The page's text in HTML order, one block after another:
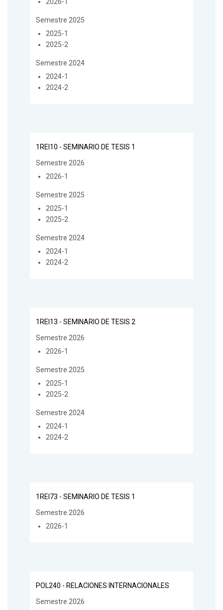
Semestre 2025
2025-1
2025-2
Semestre 2024
2024-1
2024-2
1REI10 - SEMINARIO DE TESIS 1
Semestre 2026
2026-1
Semestre 2025
2025-1
2025-2
Semestre 2024
2024-1
2024-2
1REI13 - SEMINARIO DE TESIS 2
Semestre 2026
2026-1
Semestre 2025
2025-1
2025-2
Semestre 2024
2024-1
2024-2
1REI73 - SEMINARIO DE TESIS 1
Semestre 2026
2026-1
POL240 - RELACIONES INTERNACIONALES
Semestre 2026